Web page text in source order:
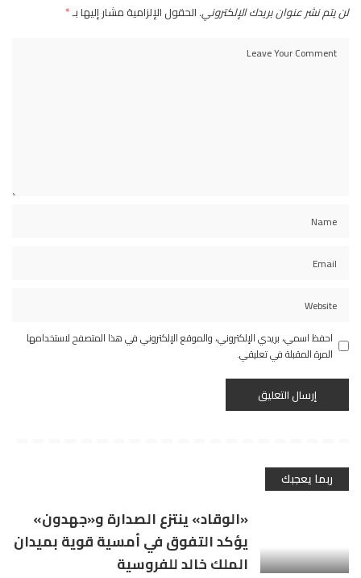
لن يتم نشر عنوان بريدك الإلكتروني. الحقول الإلزامية مشار إليها بـ*
احفظ اسمي، بريدي الإلكتروني، والموقع الإلكتروني في هذا المتصفح لاستخدامها
المرة المقبلة في تعليقي.
ربما يعجبك
«الوقاد» ينتزع الصدارة و«جهدون»
يؤكد التفوق في أمسية قوية بميدان
الملك خالد للفروسية